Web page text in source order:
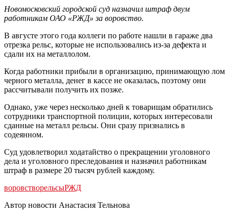
Новомосковский городской суд назначил штраф двум
работникам ОАО «РЖД» за воровство.
В августе этого года коллеги по работе нашли в гараже два
отрезка рельс, которые не использовались из-за дефекта и
сдали их на металлолом.
Когда работники прибыли в организацию, принимающую лом
черного металла, денег в кассе не оказалась, поэтому они
рассчитывали получить их позже.
Однако, уже через несколько дней к товарищам обратились
сотрудники транспортной полиции, которых интересовали
сданные на металл рельсы. Они сразу признались в
содеянном.
Суд удовлетворил ходатайство о прекращении уголовного
дела и уголовного преследования и назначил работникам
штраф в размере 20 тысяч рублей каждому.
воровстворельсыРЖД
Автор новости Анастасия Тельнова